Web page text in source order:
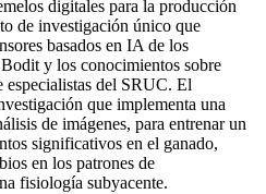
digitales para la producción
de investigación único que
basados en IA de los
y los conocimientos sobre
especialistas del SRUC. El
que implementa una
de imágenes, para entrenar un
significativos en el ganado,
en los patrones de
fisiología subyacente.